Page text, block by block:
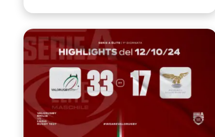
Highlights Valorugby Emilia
vs Lazio Rugby 1927 33-17
(12/10/2024)